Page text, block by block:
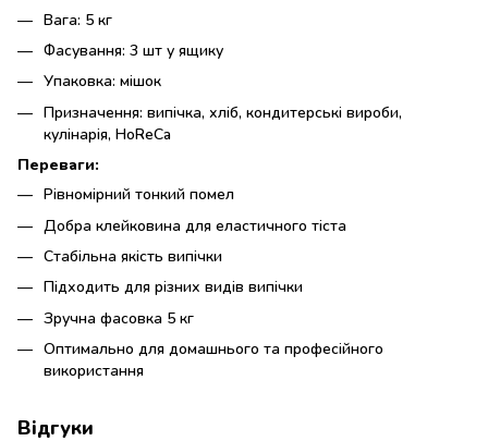
Вага: 5 кг
Фасування: 3 шт у ящику
Упаковка: мішок
Призначення: випічка, хліб, кондитерські вироби,
кулінарія, HoReCa
Переваги:
Рівномірний тонкий помел
Добра клейковина для еластичного тіста
Стабільна якість випічки
Підходить для різних видів випічки
Зручна фасовка 5 кг
Оптимально для домашнього та професійного
використання
Відгуки